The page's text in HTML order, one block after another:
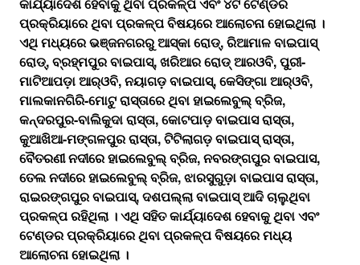
କାର୍ଯ୍ୟାଦେଶ ହେବାକୁ ଥିବା ପ୍ରକଳ୍ପ ଏବଂ ୪ଟି ଟେଣ୍ଡର
ପ୍ରକ୍ରିୟାରେ ଥିବା ପ୍ରକଳ୍ପ ବିଷୟରେ ଆଲୋଚନା ହୋଇଥିଲା ।
ଏଥି ମଧ୍ୟରେ ଭଞ୍ଜନଗରରୁ ଆସ୍କା ରୋଡ୍‌, ରିଆମାଳ ବାଇପାସ୍‌
ରୋଡ୍‌, ବ୍ରହ୍ମପୁର ବାଇପାସ୍‌, ଖରିଆର ରୋଡ୍‌ ଆରଓବି, ପୁରୀ-
ମାଟିଆପଡ଼ା ଆର୍‌ଓବି, ନୟାଗଡ଼ ବାଇପାସ୍‌, କେସିଙ୍ଗା ଆର୍‌ଓବି,
ମାଲକାନଗିରି-ମୋଟୁ ରାସ୍ତାରେ ଥିବା ହାଇଲେବୁଲ୍‌ ବ୍ରିଜ,
କନ୍ଦରପୁର-ବାଲିକୁଦା ରାସ୍ତା, କୋଟପାଡ଼ ବାଇପାସ ରାସ୍ତା,
କୁଆଖିଆ-ମଙ୍ଗଳପୁର ରାସ୍ତା, ଟିଟିଲାଗଡ଼ ବାଇପାସ୍‌ ରାସ୍ତା,
ବୈତରଣୀ ନଦୀରେ ହାଇଲେବୁଲ୍‌ ବ୍ରିଜ, ନବରଙ୍ଗପୁର ବାଇପାସ,
ତେଲ ନଦୀରେ ହାଇଲେବୁଲ୍‌ ବ୍ରିଜ, ଝାରସୁଗୁଡ଼ା ବାଇପାସ ରାସ୍ତା,
ରାଇରଙ୍ଗପୁର ବାଇପାସ୍‌, ଦଶପଲ୍ଲା ବାଇପାସ୍‌ ଆଦି ଚାଲୁଥିବା
ପ୍ରକଳ୍ପ ରହିଥିଲା । ଏଥି ସହିତ କାର୍ଯ୍ୟାଦେଶ ହେବାକୁ ଥିବା ଏବଂ
ଟେଣ୍ଡର ପ୍ରକ୍ରିୟାରେ ଥିବା ପ୍ରକଳ୍ପ ବିଷୟରେ ମଧ୍ୟ
ଆଲୋଚନା ହୋଇଥିଲା ।